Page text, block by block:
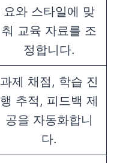
요와 스타일에 맞
춰 교육 자료를 조
정합니다.
과제 채점, 학습 진
행 추적, 피드백 제
공을 자동화합니
다.